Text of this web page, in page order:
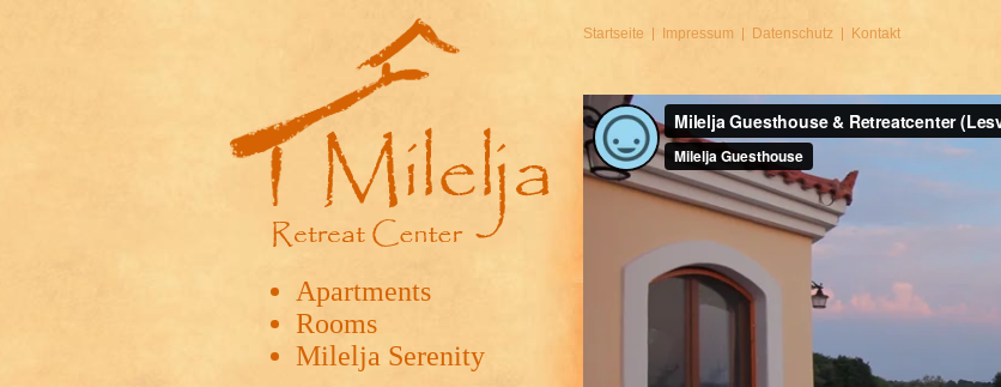
Apartments
Rooms
Milelja Serenity
Startseite Impressum Datenschutz Kontakt